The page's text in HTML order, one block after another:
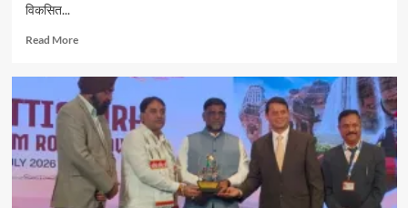
शांति,
और
खुशहाली
की
कामना
विकसित...
Read MoreRead
ब्रह्माकुमारीज़,
अंबिकापुर
मुक्त
युवा,
विकसित